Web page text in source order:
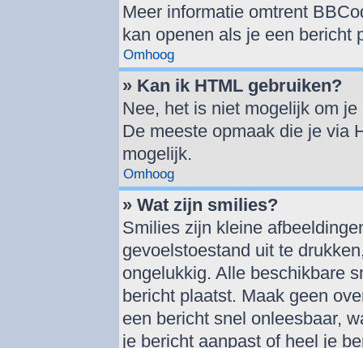
Meer informatie omtrent
kan openen als je een bericht
Omhoog
» Kan ik HTML gebruiken?
Nee, het is niet mogelijk om
De meeste opmaak die je via
mogelijk.
Omhoog
» Wat zijn smilies?
Smilies zijn kleine
gevoelstoestand uit te
ongelukkig. Alle beschikbare
bericht plaatst. Maak geen
een bericht snel onleesbaar,
je bericht aanpast of heel je